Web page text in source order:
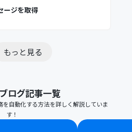
ージを取得
もっと見る
ログ記事一覧
自動化する方法を詳しく解説していま
す！